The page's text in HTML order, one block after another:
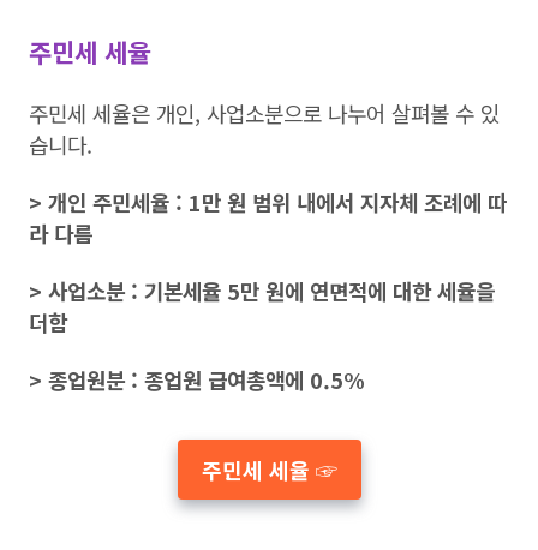
주민세 세율
주민세 세율은 개인, 사업소분으로 나누어 살펴볼 수 있
습니다.
> 개인 주민세율 : 1만 원 범위 내에서 지자체 조례에 따
라 다름
> 사업소분 : 기본세율 5만 원에 연면적에 대한 세율을
더함
> 종업원분 : 종업원 급여총액에 0.5%
주민세 세율 ☞